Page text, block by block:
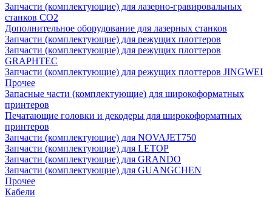
Запчасти (комплектующие) для лазерно-гравировальных
станков CO2
Дополнительное оборудование для лазерных станков
Запчасти (комплектующие) для режущих плоттеров
Запчасти (комплектующие) для режущих плоттеров
GRAPHTEC
Запчасти (комплектующие) для режущих плоттеров JINGWEI
Прочее
Запасные части (комплектующие) для широкоформатных
принтеров
Печатающие головки и декодеры для широкоформатных
принтеров
Запчасти (комплектующие) для NOVAJET750
Запчасти (комплектующие) для LETOP
Запчасти (комплектующие) для GRANDO
Запчасти (комплектующие) для GUANGCHEN
Прочее
Кабели